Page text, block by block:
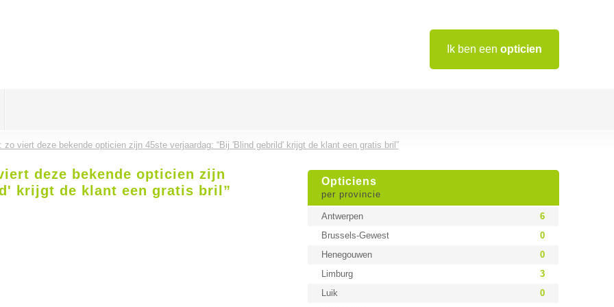
Ik ben een opticien
viert deze bekende opticien zijn 45ste verjaardag: “Bij 'Blind gebrild' krijgt de klant een gratis bril”
Opticiens
per provincie
Antwerpen
6
Brussels-Gewest
0
Henegouwen
0
Limburg
3
Luik
0
deze bekende opticien zijn
krijgt de klant een gratis bril”